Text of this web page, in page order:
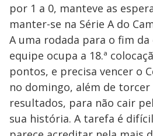
por 1 a 0, manteve as
manter-se na Série A do
A uma rodada para o fim
equipe ocupa a 18.ª
pontos, e precisa vencer o
no domingo, além de
resultados, para não cair
sua história. A tarefa é